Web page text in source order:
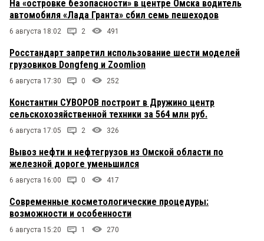
На «островке безопасности» в центре Омска водитель
автомобиля «Лада Гранта» сбил семь пешеходов
6 августа 18:02 2 491
Росстандарт запретил использование шести моделей
грузовиков Dongfeng и Zoomlion
6 августа 17:30 0 252
Константин СУВОРОВ построит в Дружино центр
сельскохозяйственной техники за 564 млн руб.
6 августа 17:05 2 326
Вывоз нефти и нефтегрузов из Омской области по
железной дороге уменьшился
6 августа 16:00 0 417
Современные косметологические процедуры:
возможности и особенности
6 августа 15:20 1 270